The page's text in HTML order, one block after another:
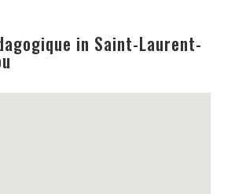
in Saint-Laurent-